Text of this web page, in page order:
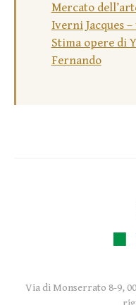
Mercato
Iverni Jacques
Stima opere di
Fernando
Via di Monserrato 8-9,